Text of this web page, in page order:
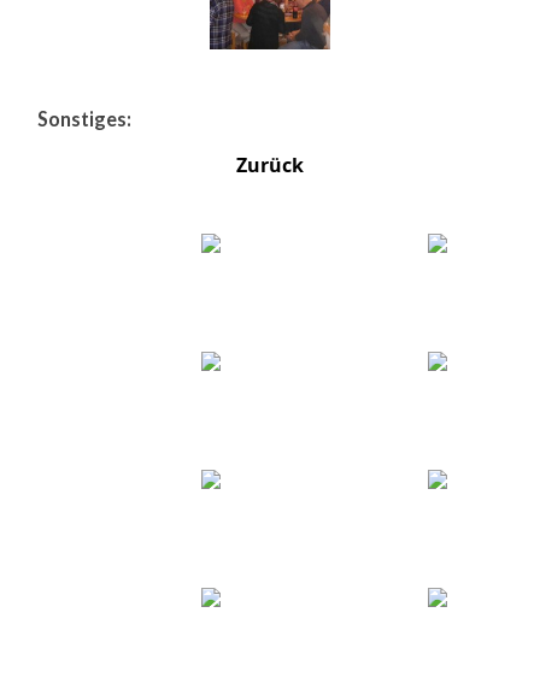
Sonstiges:
Zurück